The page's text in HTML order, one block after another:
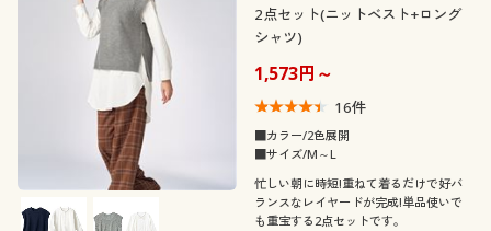
2点セット(ニットベスト+ロング
シャツ)
1,573円～
16件
■カラー/2色展開
■サイズ/M～L
忙しい朝に時短!重ねて着るだけで好バ
ランスなレイヤードが完成!単品使いで
も重宝する2点セットです。